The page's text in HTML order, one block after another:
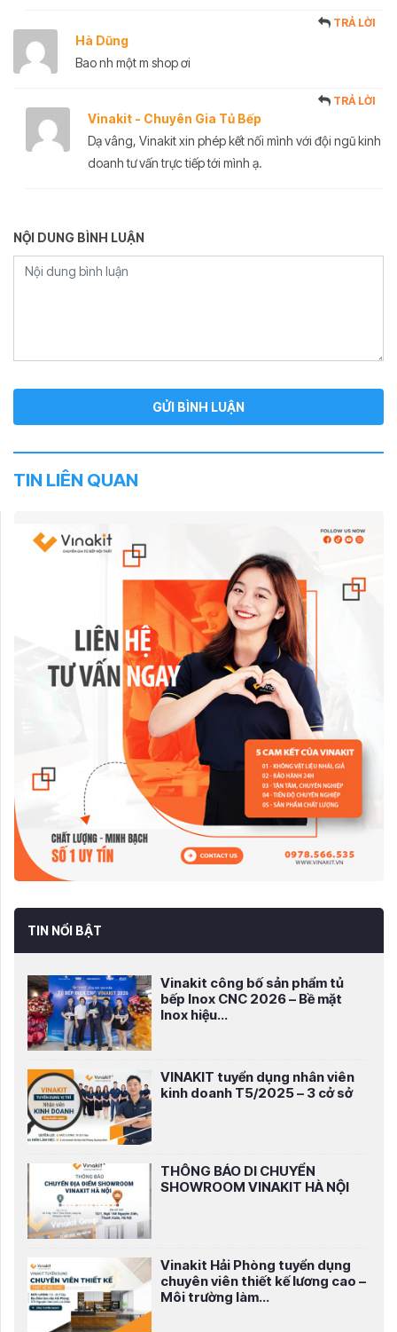
Hà Dũng
TRẢ LỜI
Bao nh một m shop ơi
Vinakit - Chuyên Gia Tủ Bếp
TRẢ LỜI
Dạ vâng, Vinakit xin phép kết nối mình với đội ngũ kinh
doanh tư vấn trực tiếp tới mình ạ.
NỘI DUNG BÌNH LUẬN
TIN LIÊN QUAN
TIN NỔI BẬT
Vinakit công bố sản phẩm tủ
bếp Inox CNC 2026 – Bề mặt
Inox hiệu...
VINAKIT tuyển dụng nhân viên
kinh doanh T5/2025 – 3 cở sở
THÔNG BÁO DI CHUYỂN
SHOWROOM VINAKIT HÀ NỘI
Vinakit Hải Phòng tuyển dụng
chuyên viên thiết kế lương cao –
Môi trường làm...